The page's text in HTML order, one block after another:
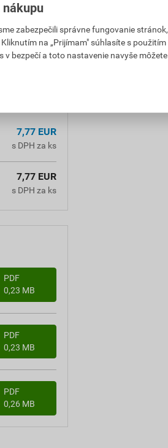
si vždy
7,77 EUR
s DPH za ks
7,77 EUR
s DPH za ks
PDF
0,23 MB
PDF
0,23 MB
PDF
0,26 MB
zabezpečili správne fungovanie stránok,
na „Prijímam" súhlasíte s použitím
bezpečí a toto nastavenie navyše môžete